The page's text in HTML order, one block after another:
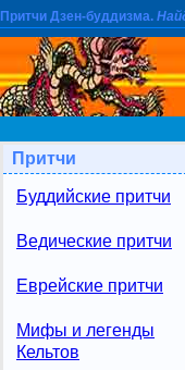
Притчи Дзен-буддизма.
Притчи
Буддийские притчи
Ведические притчи
Еврейские притчи
Мифы и легенды
Кельтов